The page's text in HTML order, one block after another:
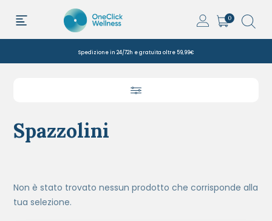
0
Spedizione in 24/72h e gratuita oltre 59,99€
Spazzolini
Non è stato trovato nessun prodotto che corrisponde alla
tua selezione.